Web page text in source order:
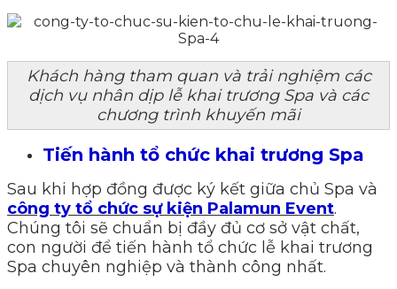
Khách hàng tham quan và trải nghiệm các
dịch vụ nhân dịp lễ khai trương Spa và các
chương trình khuyến mãi
Tiến hành tổ chức khai trương Spa
Sau khi hợp đồng được ký kết giữa chủ Spa và
công ty tổ chức sự kiện Palamun Event.
Chúng tôi sẽ chuẩn bị đầy đủ cơ sở vật chất,
con người để tiến hành tổ chức lễ khai trương
Spa chuyên nghiệp và thành công nhất.